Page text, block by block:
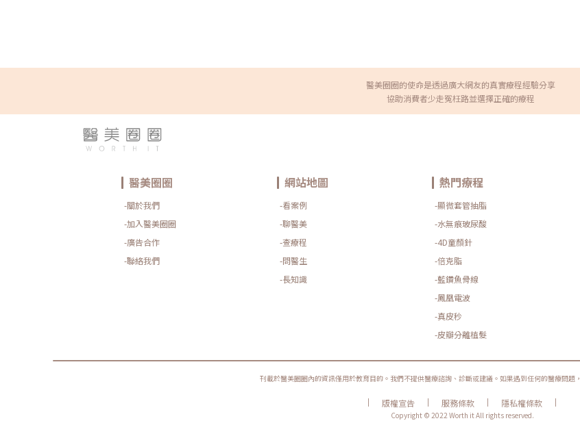
醫美圈圈的使命是透過廣大網友的真實療程經驗分享
協助消費者少走冤枉路並選擇正確的療程
醫美圈圈
-關於我們
-加入醫美圈圈
-廣告合作
-聯絡我們
網站地圖
-看案例
-聊醫美
-查療程
-問醫生
-長知識
熱門療程
-顯微套管抽脂
-水無痕玻尿酸
-4D童顏針
-倍克脂
-藍鑽魚骨線
-鳳凰電波
-真皮秒
-皮瓣分離植髮
刊載於醫美圈圈內的資訊僅用於教育目的。我們不提供醫療諮詢、診斷或建議。如果遇到任何的醫療問題
| 版權宣告 | 服務條款 | 隱私權條款
|
Copyright © 2022 Worth it All rights reserved.